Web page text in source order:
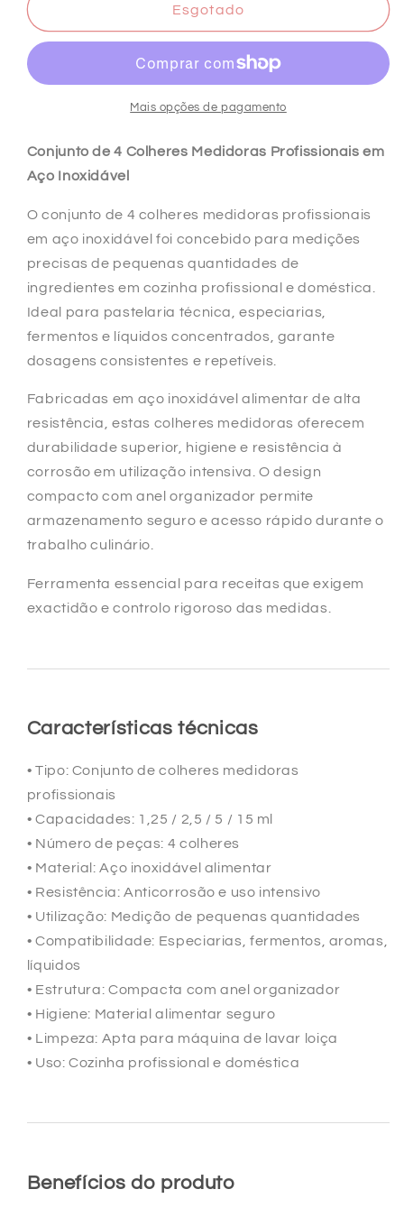
Conjunto
de
Colheres
em
Aço
(REF.
019)
Conjunto
4
Colheres
Medidoras
em
(REF.
019)
Esgotado
Mais opções de pagamento
Conjunto de 4 Colheres Medidoras Profissionais em
Aço Inoxidável
O conjunto de 4 colheres medidoras profissionais
em aço inoxidável foi concebido para medições
precisas de pequenas quantidades de
ingredientes em cozinha profissional e doméstica.
Ideal para pastelaria técnica, especiarias,
fermentos e líquidos concentrados, garante
dosagens consistentes e repetíveis.
Fabricadas em aço inoxidável alimentar de alta
resistência, estas colheres medidoras oferecem
durabilidade superior, higiene e resistência à
corrosão em utilização intensiva. O design
compacto com anel organizador permite
armazenamento seguro e acesso rápido durante o
trabalho culinário.
Ferramenta essencial para receitas que exigem
exactidão e controlo rigoroso das medidas.
Características técnicas
• Tipo: Conjunto de colheres medidoras
profissionais
• Capacidades: 1,25 / 2,5 / 5 / 15 ml
• Número de peças: 4 colheres
• Material: Aço inoxidável alimentar
• Resistência: Anticorrosão e uso intensivo
• Utilização: Medição de pequenas quantidades
• Compatibilidade: Especiarias, fermentos, aromas,
líquidos
• Estrutura: Compacta com anel organizador
• Higiene: Material alimentar seguro
• Limpeza: Apta para máquina de lavar loiça
• Uso: Cozinha profissional e doméstica
Benefícios do produto